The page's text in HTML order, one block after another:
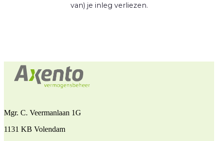
van) je inleg verliezen.
Mgr. C. Veermanlaan 1G
1131 KB Volendam